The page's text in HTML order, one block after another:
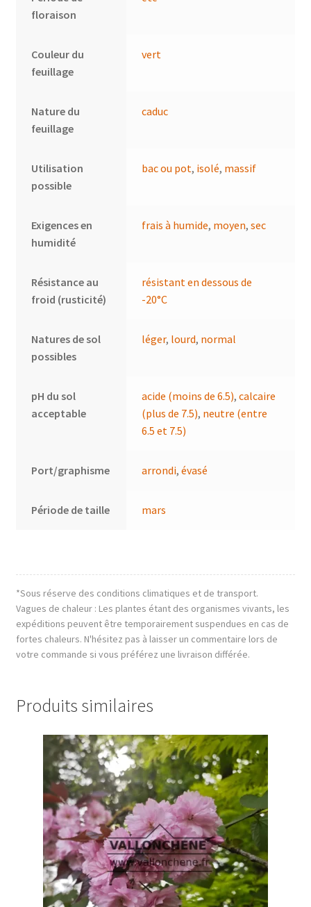
floraison
Couleur du
feuillage
vert
Nature du
feuillage
caduc
Utilisation
possible
bac ou pot, isolé, massif
Exigences en
humidité
frais à humide, moyen,sec
Résistance au
froid (rusticité)
résistant en dessous de
-20°C
Natures de sol
possibles
léger, lourd, normal
pH du sol
acceptable
acide (moins de 6.5),calcaire
(plus de 7.5), neutre (entre
6.5 et 7.5)
Port/graphisme arrondi,évasé
Période de taille mars
*Sous réserve des conditions climatiques et de transport.
Vagues de chaleur : Les plantes étant des organismes vivants, les
expéditions peuvent être temporairement suspendues en cas de
fortes chaleurs. N'hésitez pas à laisser un commentaire lors de
votre commande si vous préférez une livraison différée.
Produits similaires